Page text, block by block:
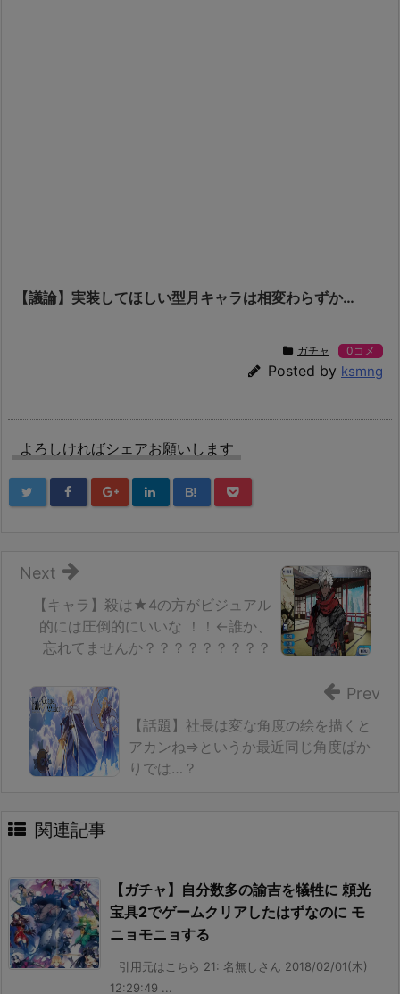
【議論】実装してほしい型月キャラは相変わらずか…
ガチャ 0コメ
Posted by ksmng
よろしければシェアお願いします
B!
【キャラ】殺は★4の方がビジュアル
的には圧倒的にいいな ！！←誰か、
忘れてませんか？？？？？？？？？
Next
【話題】社長は変な角度の絵を描くと
アカンね⇒というか最近同じ角度ばか
りでは…？
Prev
関連記事
【ガチャ】自分数多の諭吉を犠牲に 頼光
宝具2でゲームクリアしたはずなのに モ
ニョモニョする
引用元はこちら 21: 名無しさん 2018/02/01(木)
12:29:49 ...